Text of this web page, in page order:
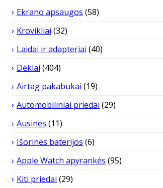
Ekrano apsaugos (58)
Krovikliai (32)
Laidai ir adapteriai (40)
Dėklai (404)
Airtag pakabukai (19)
Automobiliniai priedai (29)
Ausinės (11)
Išorinės baterijos (6)
Apple Watch apyrankės (95)
Kiti priedai (29)